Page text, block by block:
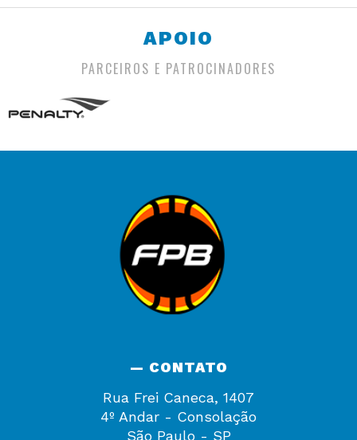
APOIO
PARCEIROS E PATROCINADORES
— CONTATO
Rua Frei Caneca, 1407
4º Andar - Consolação
São Paulo - SP